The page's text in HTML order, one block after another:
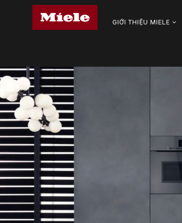
GIỚI THIỆU MIELE